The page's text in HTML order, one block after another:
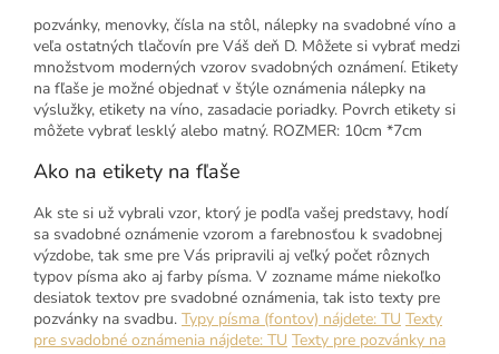
pozvánky, menovky, čísla na stôl, nálepky na svadobné víno a
veľa ostatných tlačovín pre Váš deň D. Môžete si vybrať medzi
množstvom moderných vzorov svadobných oznámení. Etikety
na fľaše je možné objednať v štýle oznámenia nálepky na
výslužky, etikety na víno, zasadacie poriadky. Povrch etikety si
môžete vybrať lesklý alebo matný. ROZMER: 10cm *7cm
Ako na etikety na fľaše
Ak ste si už vybrali vzor, ktorý je podľa vašej predstavy, hodí
sa svadobné oznámenie vzorom a farebnosťou k svadobnej
výzdobe, tak sme pre Vás pripravili aj veľký počet rôznych
typov písma ako aj farby písma. V zozname máme niekoľko
desiatok textov pre svadobné oznámenia, tak isto texty pre
pozvánky na svadbu. Typy písma (fontov) nájdete: TU Texty
pre svadobné oznámenia nájdete: TU Texty pre pozvánky na